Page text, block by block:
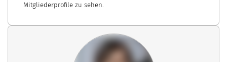
Mitgliederprofile zu sehen.